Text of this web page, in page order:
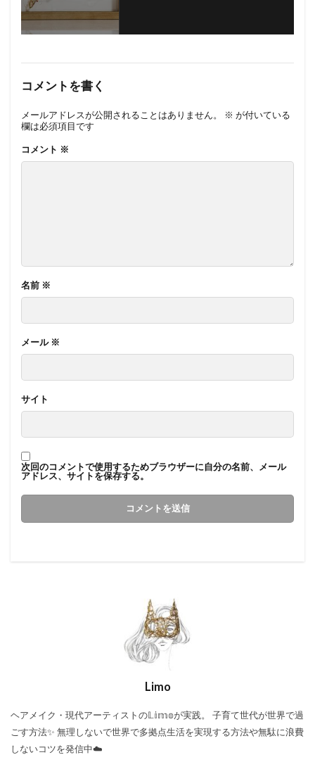
コメントを書く
メールアドレスが公開されることはありません。 ※ が付いている
欄は必須項目です
コメント ※
名前 ※
メール ※
サイト
次回のコメントで使用するためブラウザーに自分の名前、メール
アドレス、サイトを保存する。
Limo
ヘアメイク・現代アーティストの𝕃𝕚𝕞𝕠が実践。 子育て世代が世界で過
ごす方法✨ 無理しないで世界で多拠点生活を実現する方法や無駄に浪費
しないコツを発信中☁️